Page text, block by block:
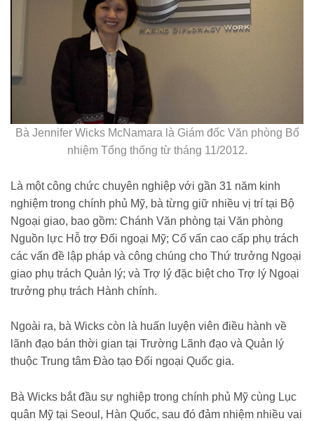
Bà Jennifer Wicks McNamara là Giám đốc Văn phòng Bổ
nhiệm Tổng thống từ tháng 11/2012.
Là một công chức chuyên nghiệp với gần 31 năm kinh
nghiệm trong chính phủ Mỹ, bà từng giữ nhiều vị trí tại Bộ
Ngoại giao, bao gồm: Chánh Văn phòng tại Văn phòng
Nguồn lực Hỗ trợ Đối ngoại Mỹ; Cố vấn cao cấp phụ trách
các vấn đề lập pháp và công chúng cho Thứ trưởng Ngoại
giao phụ trách Quản lý; và Trợ lý đặc biệt cho Trợ lý Ngoại
trưởng phụ trách Hành chính.
Ngoài ra, bà Wicks còn là huấn luyện viên điều hành về
lãnh đạo bán thời gian tại Trường Lãnh đạo và Quản lý
thuộc Trung tâm Đào tạo Đối ngoại Quốc gia.
Bà Wicks bắt đầu sự nghiệp trong chính phủ Mỹ cùng Lục
quân Mỹ tại Seoul, Hàn Quốc, sau đó đảm nhiệm nhiều vai